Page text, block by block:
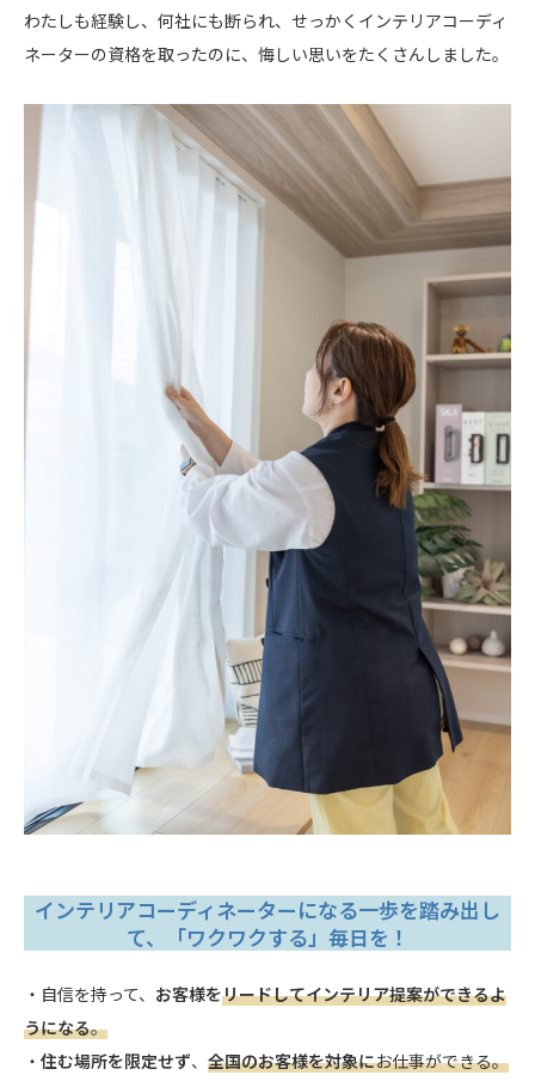
わたしも経験し、何社にも断られ、せっかくインテリアコーディ
ネーターの資格を取ったのに、悔しい思いをたくさんしました。
インテリアコーディネーターになる一歩を踏み出し
て、「ワクワクする」毎日を！
・自信を持って、 お客様をリードしてインテリア提案ができるよ
うになる。
・ 住む場所を限定せず、 全国のお客様を対象にお仕事ができる。